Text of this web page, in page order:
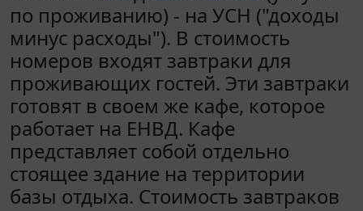
по проживанию) - на УСН ("доходы
минус расходы"). В стоимость
номеров входят завтраки для
проживающих гостей. Эти завтраки
готовят в своем же кафе, которое
работает на ЕНВД. Кафе
представляет собой отдельно
стоящее здание на территории
базы отдыха. Стоимость завтраков